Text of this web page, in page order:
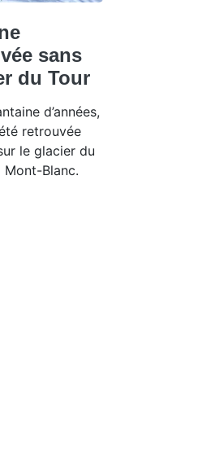
sans
du Tour
d’années,
retrouvée
le glacier du
Mont-Blanc.